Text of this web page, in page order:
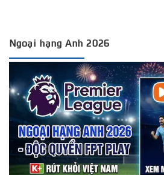
Ngoại hạng Anh 2026